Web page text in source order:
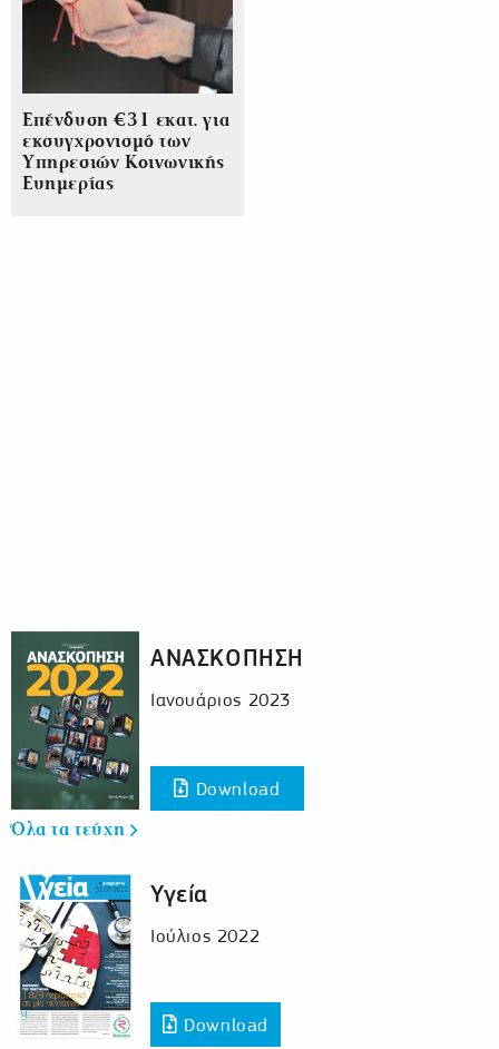
Επένδυση €31 εκατ. για
εκσυγχρονισμό των
Υπηρεσιών Κοινωνικής
Ευημερίας
ΑΝΑΣΚΟΠΗΣΗ
Ιανουάριος 2023
Download
Όλα τα τεύχη
Υγεία
Ιούλιος 2022
Download